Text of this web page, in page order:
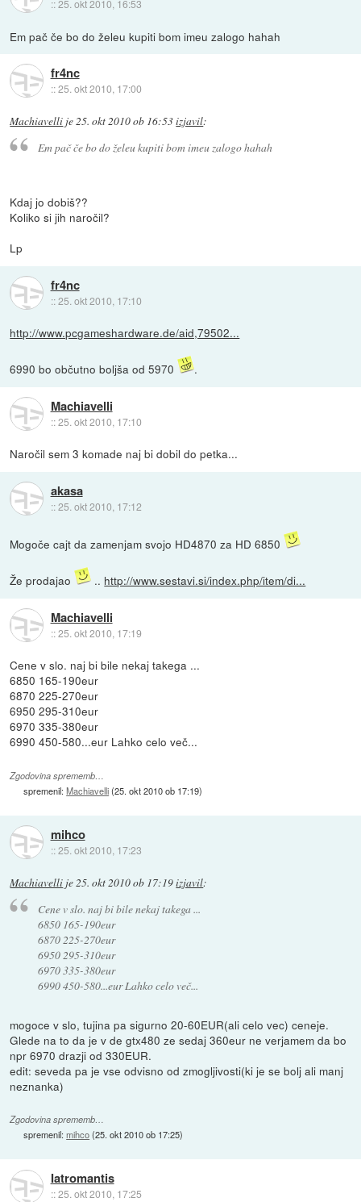
::25. okt 2010, 16:53
Em pač če bo do želeu kupiti bom imeu zalogo hahah
fr4nc
::25. okt 2010, 17:00
Machiavelli je25. okt 2010 ob 16:53izjavil:
Em pač če bo do želeu kupiti bom imeu zalogo hahah
Kdaj jo dobiš??
Koliko si jih naročil?
Lp
fr4nc
::25. okt 2010, 17:10
http://www.pcgameshardware.de/aid,79502...
6990 bo občutno boljša od 5970 .
Machiavelli
::25. okt 2010, 17:10
Naročil sem 3 komade naj bi dobil do petka...
akasa
::25. okt 2010, 17:12
Mogoče cajt da zamenjam svojo HD4870 za HD 6850
Že prodajao .. http://www.sestavi.si/index.php/item/di...
Machiavelli
::25. okt 2010, 17:19
Cene v slo. naj bi bile nekaj takega ...
6850 165-190eur
6870 225-270eur
6950 295-310eur
6970 335-380eur
6990 450-580...eur Lahko celo več...
Zgodovina sprememb…
spremenil:Machiavelli(25. okt 2010 ob 17:19)
mihco
::25. okt 2010, 17:23
Machiavelli je 25. okt 2010 ob 17:19izjavil:
Cene v slo. naj bi bile nekaj takega ...
6850 165-190eur
6870 225-270eur
6950 295-310eur
6970 335-380eur
6990 450-580...eur Lahko celo več...
mogoce v slo, tujina pa sigurno 20-60EUR(ali celo vec) ceneje.
Glede na to da je v de gtx480 ze sedaj 360eur ne verjamem da bo
npr 6970 drazji od 330EUR.
edit: seveda pa je vse odvisno od zmogljivosti(ki je se bolj ali manj
neznanka)
Zgodovina sprememb…
spremenil:mihco(25. okt 2010 ob 17:25)
Iatromantis
::25. okt 2010, 17:25